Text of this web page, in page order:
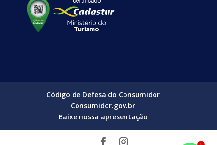
Código de Defesa do Consumidor
Consumidor.gov.br
Baixe nossa apresentação